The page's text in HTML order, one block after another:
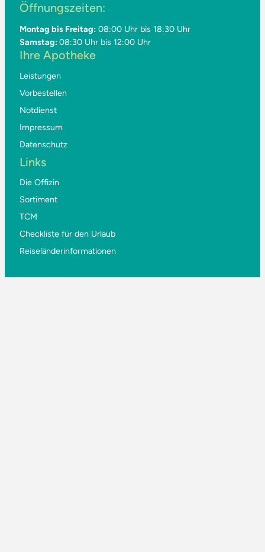
Öffnungszeiten:
Montag bis Freitag: 08:00 Uhr bis 18:30 Uhr
Samstag:08:30 Uhr bis 12:00 Uhr
Ihre Apotheke
Leistungen
Vorbestellen
Notdienst
Impressum
Datenschutz
Links
Die Offizin
Sortiment
TCM
Checkliste für den Urlaub
Reiseländerinformationen